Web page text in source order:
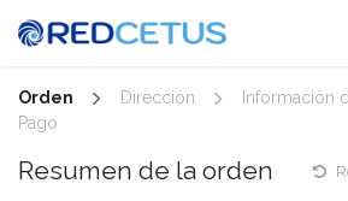
Orden Dirección
Información
Pago
Resumen de la orden